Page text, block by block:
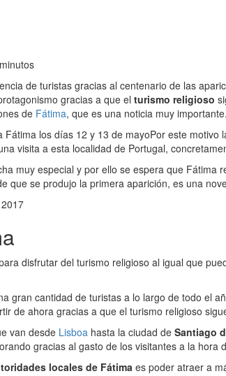
de turistas gracias al centenario de las
gracias a que el turismo religioso
de Fátima, que es una noticia muy importante.
Fátima los días 12 y 13 de mayoPor este motivo
visita a esta localidad de Portugal,
muy especial y por ello se espera que Fátima
que se produjo la primera aparición, es una
disfrutar del turismo religioso al igual que
gran cantidad de turistas a lo largo de todo el
de ahora gracias a que el turismo religioso
van desde Lisboa hasta la ciudad de Santiago
gracias al gasto de los visitantes a la hora
locales de Fátima es poder atraer a